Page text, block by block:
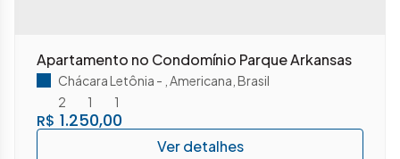
Apartamento no Condomínio Parque Arkansas
R$ 1.250,00
Chácara Letônia Americana Brasil
2
1 1